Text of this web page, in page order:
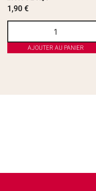
1,90 €
AJOUTER AU PANIER